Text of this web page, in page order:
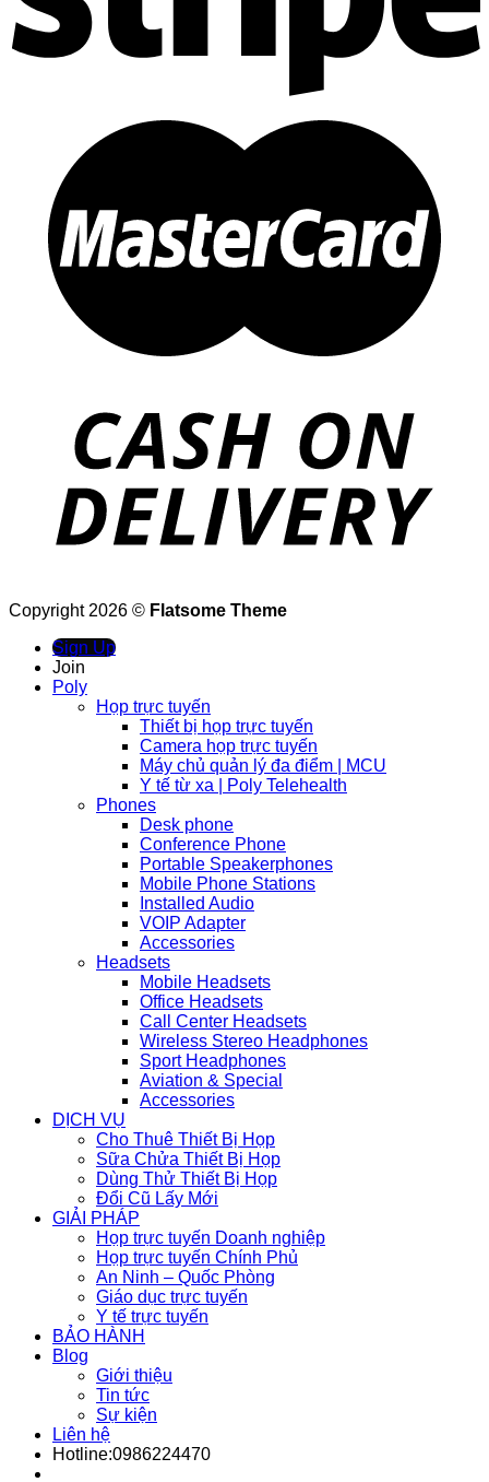
Copyright 2026 © Flatsome Theme
Sign Up
Join
Poly
Họp trực tuyến
Thiết bị họp trực tuyến
Camera họp trực tuyến
Máy chủ quản lý đa điểm | MCU
Y tế từ xa | Poly Telehealth
Phones
Desk phone
Conference Phone
Portable Speakerphones
Mobile Phone Stations
Installed Audio
VOIP Adapter
Accessories
Headsets
Mobile Headsets
Office Headsets
Call Center Headsets
Wireless Stereo Headphones
Sport Headphones
Aviation & Special
Accessories
DỊCH VỤ
Cho Thuê Thiết Bị Họp
Sữa Chửa Thiết Bị Họp
Dùng Thử Thiết Bị Họp
Đổi Cũ Lấy Mới
GIẢI PHÁP
Họp trực tuyến Doanh nghiệp
Họp trực tuyến Chính Phủ
An Ninh – Quốc Phòng
Giáo dục trực tuyến
Y tế trực tuyến
BẢO HÀNH
Blog
Giới thiệu
Tin tức
Sự kiện
Liên hệ
Hotline:0986224470